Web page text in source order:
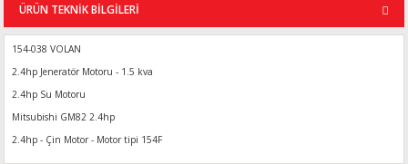
ÜRÜN TEKNİK BİLGİLERİ
154-038 VOLAN
2.4hp Jeneratör Motoru - 1.5 kva
2.4hp Su Motoru
Mitsubishi GM82 2.4hp
2.4hp - Çin Motor - Motor tipi 154F